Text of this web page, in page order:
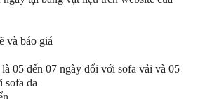
và báo giá
05 đến 07 ngày đối với sofa vải và 05
sofa da